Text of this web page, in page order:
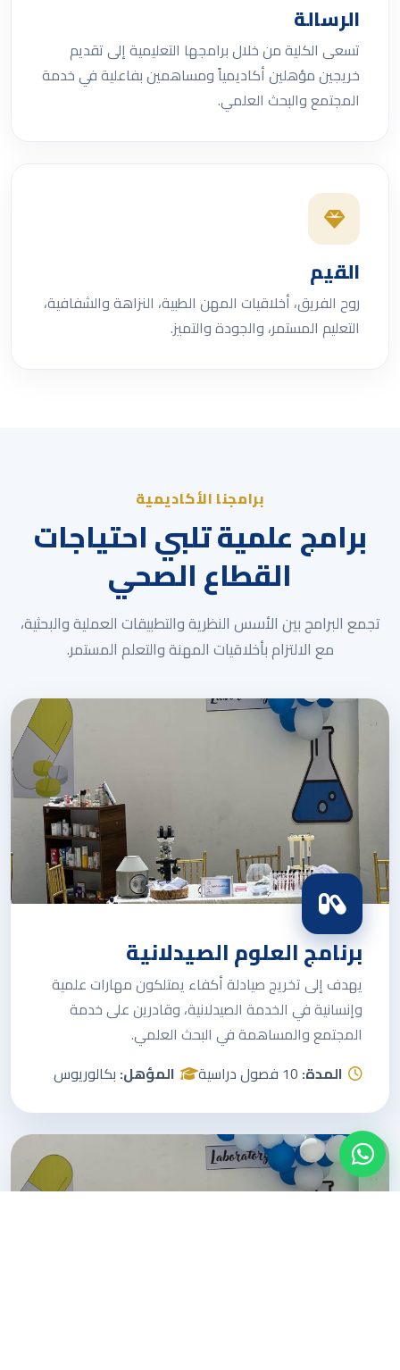
الرسالة
تسعى الكلية من خلال برامجها التعليمية إلى تقديم
خريجين مؤهلين أكاديمياً ومساهمين بفاعلية في خدمة
المجتمع والبحث العلمي.
القيم
روح الفريق، أخلاقيات المهن الطبية، النزاهة والشفافية،
التعليم المستمر، والجودة والتميز.
برامجنا الأكاديمية
برامج علمية تلبي احتياجات
القطاع الصحي
تجمع البرامج بين الأسس النظرية والتطبيقات العملية والبحثية،
مع الالتزام بأخلاقيات المهنة والتعلم المستمر.
برنامج العلوم الصيدلانية
يهدف إلى تخريج صيادلة أكفاء يمتلكون مهارات علمية
وإنسانية في الخدمة الصيدلانية، وقادرين على خدمة
المجتمع والمساهمة في البحث العلمي.
المدة:10 فصول دراسية المؤهل:بكالوريوس